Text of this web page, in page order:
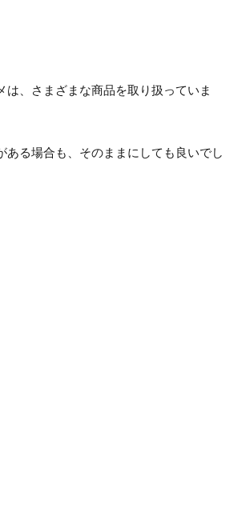
は、さまざまな商品を取り扱っていま
ある場合も、そのままにしても良いでし